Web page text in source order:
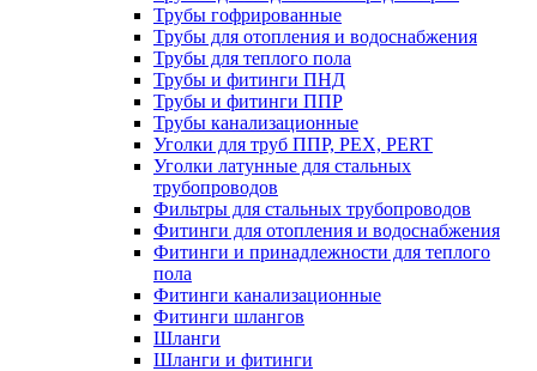
Трубы гофрированные
Трубы для отопления и водоснабжения
Трубы для теплого пола
Трубы и фитинги ПНД
Трубы и фитинги ППР
Трубы канализационные
Уголки для труб ППР, PEX, PERT
Уголки латунные для стальных
трубопроводов
Фильтры для стальных трубопроводов
Фитинги для отопления и водоснабжения
Фитинги и принадлежности для теплого
пола
Фитинги канализационные
Фитинги шлангов
Шланги
Шланги и фитинги